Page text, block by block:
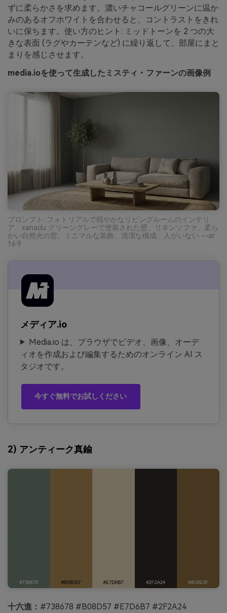
ずに柔らかさを求めます。濃いチャコールグリーンに温か
みのあるオフホワイトを合わせると、コントラストをきれ
いに保ちます。使い方のヒント: ミッドトーンを 2 つの大
きな表面 (ラグやカーテンなど) に繰り返して、部屋にまと
まりを感じさせます。
media.ioを使って生成したミスティ・ファーンの画像例
プロンプト: フォトリアルで穏やかなリビングルームのインテリ
ア、xanadu グリーングレーで塗装された壁、リネンソファ、柔ら
かい自然光の窓、ミニマルな装飾、清潔な構成、人がいない --ar
16:9
メディア.io
Media.io は、ブラウザでビデオ、画像、オーデ
ィオを作成および編集するためのオンライン AI ス
タジオです。
今すぐ無料でお試しください
2) アンティーク真鍮
十六進： #738678 #B08D57 #E7D6B7 #2F2A24